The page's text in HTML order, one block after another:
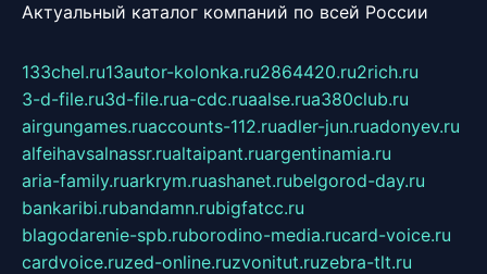
Актуальный каталог компаний по всей России
133chel.ru13autor-kolonka.ru2864420.ru2rich.ru
3-d-file.ru3d-file.rua-cdc.ruaalse.rua380club.ru
airgungames.ruaccounts-112.ruadler-jun.ruadonyev.ru
alfeihavsalnassr.rualtaipant.ruargentinamia.ru
aria-family.ruarkrym.ruashanet.rubelgorod-day.ru
bankaribi.rubandamn.rubigfatcc.ru
blagodarenie-spb.ruborodino-media.rucard-voice.ru
cardvoice.ruzed-online.ruzvonitut.ruzebra-tlt.ru